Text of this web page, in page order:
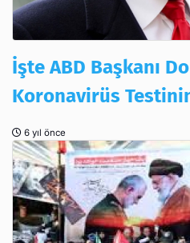
İşte ABD Başkanı
Koronavirüs
6 yıl önce